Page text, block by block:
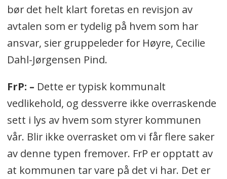
bør det helt klart foretas en revisjon av
avtalen som er tydelig på hvem som har
ansvar, sier gruppeleder for Høyre, Cecilie
Dahl-Jørgensen Pind.
FrP: – Dette er typisk kommunalt
vedlikehold, og dessverre ikke overraskende
sett i lys av hvem som styrer kommunen
vår. Blir ikke overrasket om vi får flere saker
av denne typen fremover. FrP er opptatt av
at kommunen tar vare på det vi har. Det er